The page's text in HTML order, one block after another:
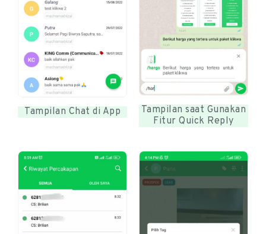
Tampilan Chat di App
Tampilan saat Gunakan
Fitur Quick Reply